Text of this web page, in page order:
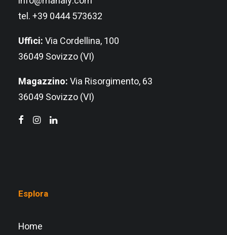
tel. +39 0444 573632
Uffici:Via Cordellina, 100
36049 Sovizzo (VI)
Magazzino:Via Risorgimento, 63
36049 Sovizzo (VI)
Esplora
Home